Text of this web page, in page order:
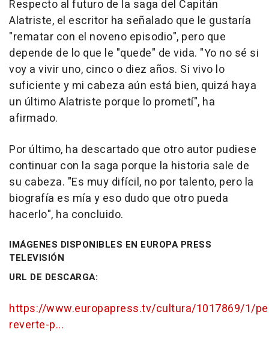
Respecto al futuro de la saga del Capitán
Alatriste, el escritor ha señalado que le gustaría
"rematar con el noveno episodio", pero que
depende de lo que le "quede" de vida. "Yo no sé si
voy a vivir uno, cinco o diez años. Si vivo lo
suficiente y mi cabeza aún está bien, quizá haya
un último Alatriste porque lo prometí", ha
afirmado.
Por último, ha descartado que otro autor pudiese
continuar con la saga porque la historia sale de
su cabeza. "Es muy difícil, no por talento, pero la
biografía es mía y eso dudo que otro pueda
hacerlo", ha concluido.
IMÁGENES DISPONIBLES EN EUROPA PRESS
TELEVISIÓN
URL DE DESCARGA:
https://www.europapress.tv/cultura/1017869/1/
reverte-p...